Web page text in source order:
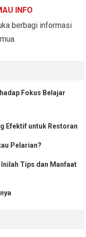
INFO
berbagi informasi
Fokus Belajar
Efektif untuk Restoran
Pelarian?
Tips dan Manfaat